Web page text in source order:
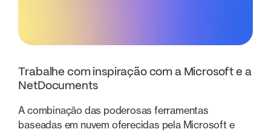
Trabalhe com inspiração com a Microsoft e a
NetDocuments
A combinação das poderosas ferramentas
baseadas em nuvem oferecidas pela Microsoft e